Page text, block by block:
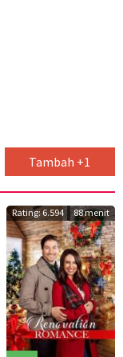
Tambah +1
Rating: 6.594 88 menit